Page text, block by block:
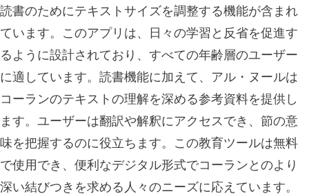
読書のためにテキストサイズを調整する機能が含まれ
ています。このアプリは、日々の学習と反省を促進す
るように設計されており、すべての年齢層のユーザー
に適しています。読書機能に加えて、アル・ヌールは
コーランのテキストの理解を深める参考資料を提供し
ます。ユーザーは翻訳や解釈にアクセスでき、節の意
味を把握するのに役立ちます。この教育ツールは無料
で使用でき、便利なデジタル形式でコーランとのより
深い結びつきを求める人々のニーズに応えています。